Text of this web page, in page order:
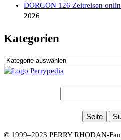
DORGON 126 Zeitreisen
2026
Kategorien
Kategorien
© 1999–2023 PERRY RHODAN-